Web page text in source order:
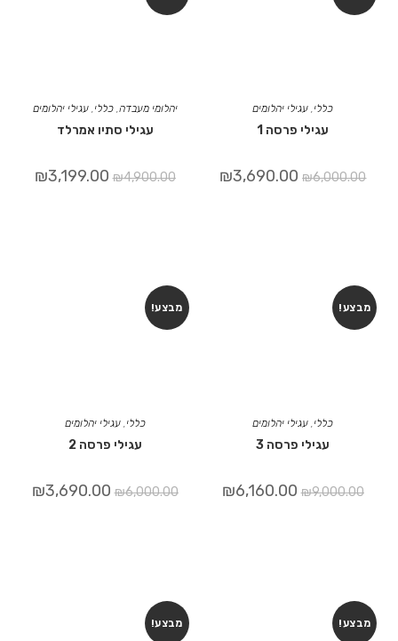
יהלומי מעבדה,כללי,עגילי יהלומים
עגילי סתיו אמרלד
₪4,900.00
₪3,199.00
כללי, עגילי יהלומים
עגילי פרסה 1
₪6,000.00
₪3,690.00
מבצע!
כללי,עגילי יהלומים
עגילי פרסה 2
₪6,000.00
₪3,690.00
מבצע!
כללי, עגילי יהלומים
עגילי פרסה 3
₪9,000.00
₪6,160.00
מבצע! מבצע!